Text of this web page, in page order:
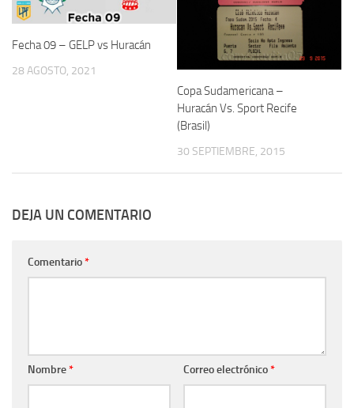
Fecha 09 – GELP vs Huracán
28 AGOSTO, 2021
Copa Sudamericana –
Huracán Vs. Sport Recife
(Brasil)
30 SEPTIEMBRE, 2015
DEJA UN COMENTARIO
Comentario*
Nombre* Correo electrónico*